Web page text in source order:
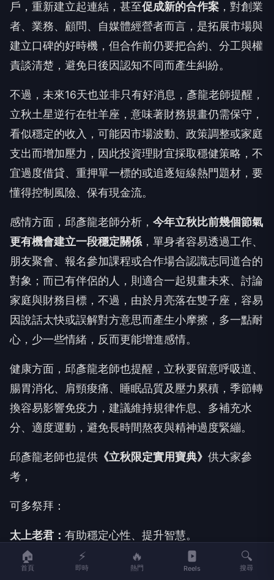
時間容易透過朋友介紹、商業合作、社群平台或舊客
戶，重新建立起連結，甚至促成新的合作案，對創業
者、業務、顧問、自媒體經營者而言，是拓展市場與
建立口碑的好時機，但合作前仍要把合約、分工與權
不過，未來16天也並非只有好消息，彥龍老師提醒，
立秋土星逆行在牡羊座，意味著財務規畫仍需保守，
看似穩定的收入，可能因市場波動、政策調整或家庭
支出而增加壓力，因此投資理財宜採取穩健策略，不
宜過度借貸、重押單一標的或追逐短線熱門題材，要
感情方面，邱彥龍老師分析， 今年立秋比前幾個節氣
更有機會建立一段穩定關係，單身者容易透過工作、
朋友聚會、報名參加課程或合作場合認識志同道合的
對象；而已有伴侶的人，則適合一起規畫未來、討論
家庭與財務目標，不過，由於月亮落在雙子座，容易
因說話太快或誤解對方意思而產生小摩擦，多一點耐
健康方面，邱彥龍老師也提醒，立秋要留意呼吸道、
腸胃消化、肩頸痠痛、睡眠品質及壓力累積，季節轉
換容易影響免疫力，建議維持規律作息、多補充水
分、適度運動，避免長時間熬夜與精神過度緊繃。
邱彥龍老師也提供
可多祭拜：
太上老君 有助穩定心性、提升智慧。
🏠
首頁
⚡
即時
🔥
熱門 Reels
🔍
搜尋